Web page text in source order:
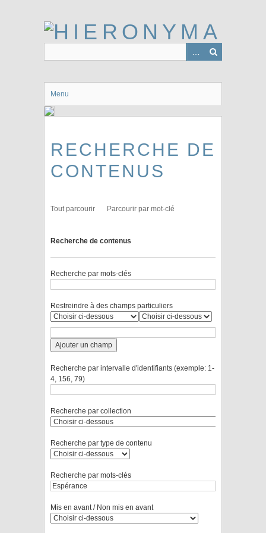
Menu
RECHERCHE DE
CONTENUS
Tout parcourir Parcourir par mot-clé
Recherche de contenus
Recherche par mots-clés
Restreindre à des champs particuliers
Ajouter un champ
Recherche par intervalle d'identifiants (exemple: 1-
4, 156, 79)
Recherche par collection
Recherche par type de contenu
Recherche par mots-clés
Mis en avant / Non mis en avant